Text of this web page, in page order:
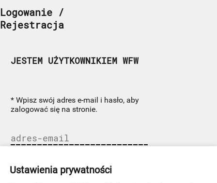
Logowanie /
Rejestracja
JESTEM UŻYTKOWNIKIEM WFW
* Wpisz swój adres e-mail i hasło, aby
zalogować się na stronie.
Ustawienia prywatności